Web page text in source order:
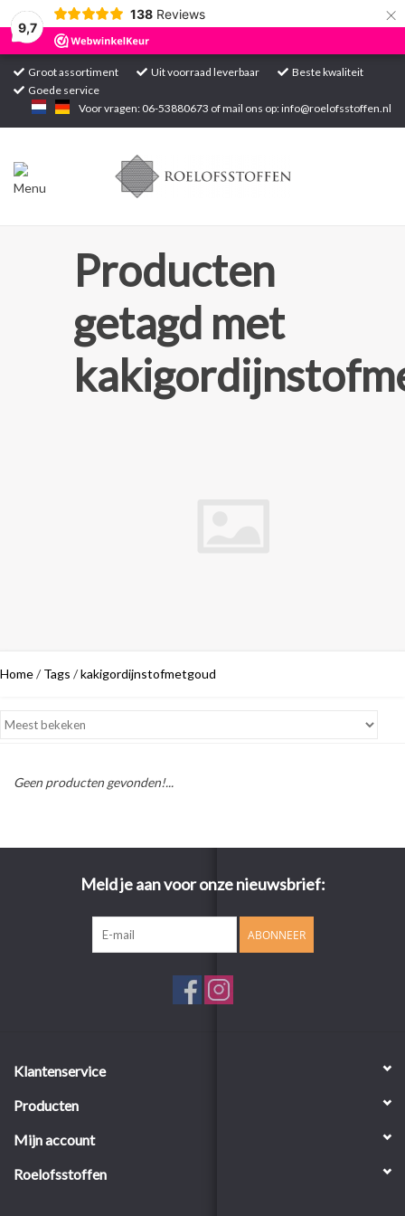
9,7
138 Reviews ×
Groot assortiment Uit voorraad leverbaar
Beste kwaliteit
Goede service
Voor vragen: 06-53880673 of mail ons op:info@roelofsstoffen.nl
Home
Producten
getagd met
Home/ Tags /kakigordijnstofmetgoud
Geen producten gevonden!...
Meld je aan voor onze nieuwsbrief:
ABONNEER
Klantenservice
Producten
Mijn account
Roelofsstoffen